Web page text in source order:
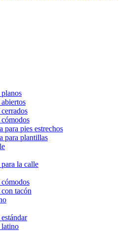
para pies estrechos
para plantillas
la calle
tacón
latino